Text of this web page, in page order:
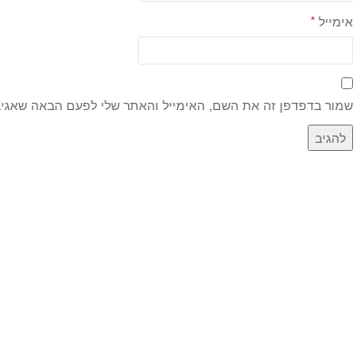
אימייל *
שמור בדפדפן זה את השם, האימייל והאתר שלי לפעם הבאה